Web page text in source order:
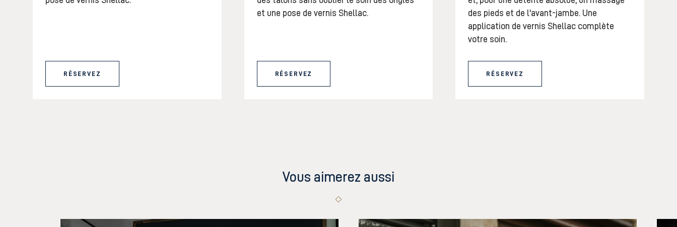
RÉSERVEZ
et une pose de vernis Shellac.
RÉSERVEZ
des pieds et de l'avant-jambe. Une
application de vernis Shellac complète
votre soin.
RÉSERVEZ
Vous aimerez aussi